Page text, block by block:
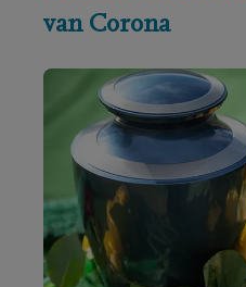
van Corona